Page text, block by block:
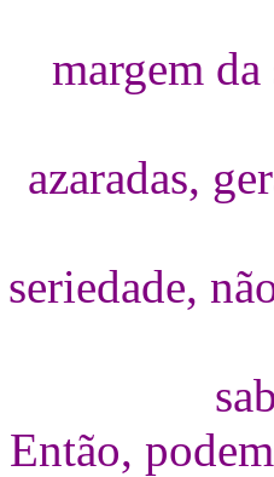
margem
azaradas,
seriedade,
Então,